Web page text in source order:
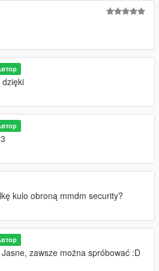
dzięki
kulo obroną mmdm security?
Jasne, zawsze można spróbować :D